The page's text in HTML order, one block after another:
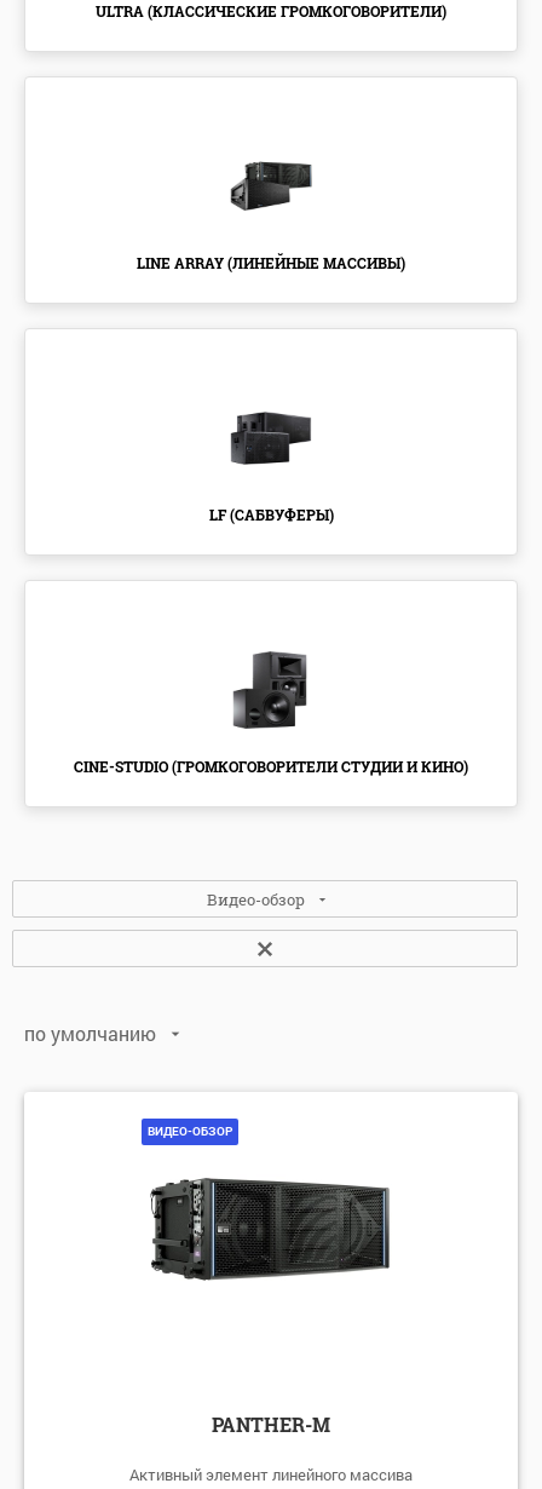
ULTRA (КЛАССИЧЕСКИЕ ГРОМКОГОВОРИТЕЛИ)
LINE ARRAY (ЛИНЕЙНЫЕ МАССИВЫ)
LF (САБВУФЕРЫ)
CINE-STUDIO (ГРОМКОГОВОРИТЕЛИ СТУДИИ И КИНО)
Видео-обзор
Да (15)
по умолчанию
по алфавиту: А-Я
по цене: убыванию
по цене: возрастанию
ВИДЕО-ОБЗОР
PANTHER-M
Активный элемент линейного массива